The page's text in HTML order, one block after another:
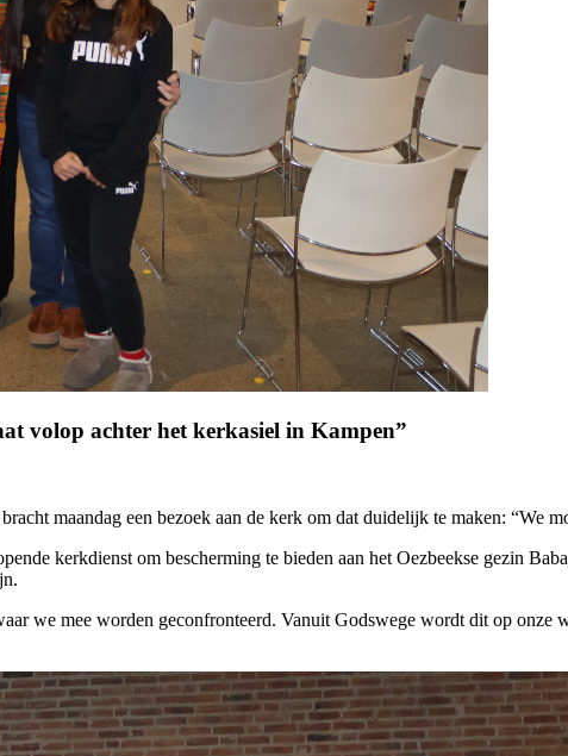
volop achter het kerkasiel in Kampen”
maandag een bezoek aan de kerk om dat duidelijk te maken: “We
kerkdienst om bescherming te bieden aan het Oezbeekse gezin
we mee worden geconfronteerd. Vanuit Godswege wordt dit op onze